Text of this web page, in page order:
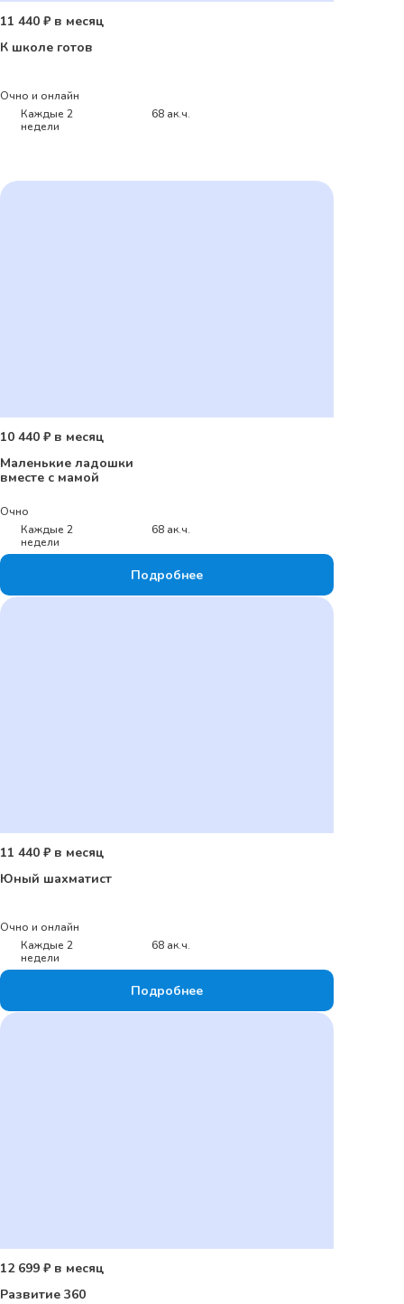
68 ак.ч.
Каждые 2
недели
Очно и онлайн
11 440 ₽ в месяц
К школе готов
Подробнее
68 ак.ч.
Каждые 2
недели
Очно
10 440 ₽ в месяц
Маленькие ладошки
вместе с мамой
Подробнее
68 ак.ч.
Каждые 2
недели
Очно и онлайн
11 440 ₽ в месяц
Юный шахматист
12 699 ₽ в месяц
Развитие 360